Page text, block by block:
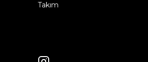
Takım